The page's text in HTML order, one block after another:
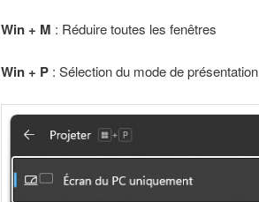
Win + M : Réduire toutes les fenêtres
Win + P: Sélection du mode de présentation